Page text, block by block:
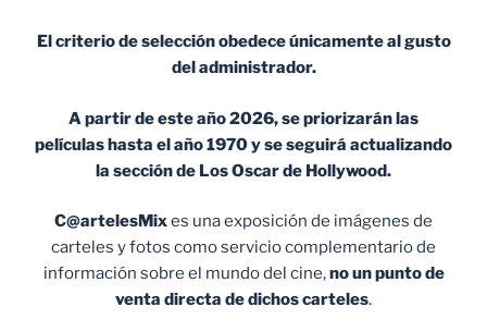
El criterio de selección obedece únicamente al gusto
del administrador.
A partir de este año 2026, se priorizarán las
películas hasta el año 1970 y se seguirá actualizando
la sección de Los Oscar de Hollywood.
C@artelesMixes una exposición de imágenes de
carteles y fotos como servicio complementario de
información sobre el mundo del cine,no un punto de
venta directa de dichos carteles.